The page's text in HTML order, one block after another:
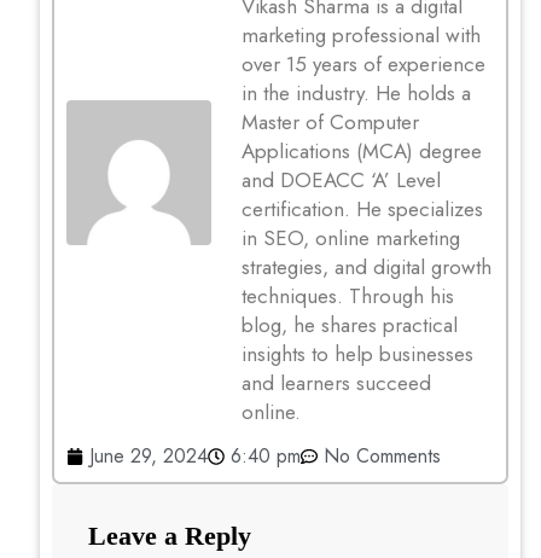
marketing professional with
over 15 years of experience
in the industry. He holds a
Master of Computer
Applications (MCA) degree
and DOEACC ‘A’ Level
certification. He specializes
in SEO, online marketing
strategies, and digital growth
techniques. Through his
blog, he shares practical
insights to help businesses
and learners succeed
online.
June 29, 2024 6:40 pm No Comments
Leave a Reply